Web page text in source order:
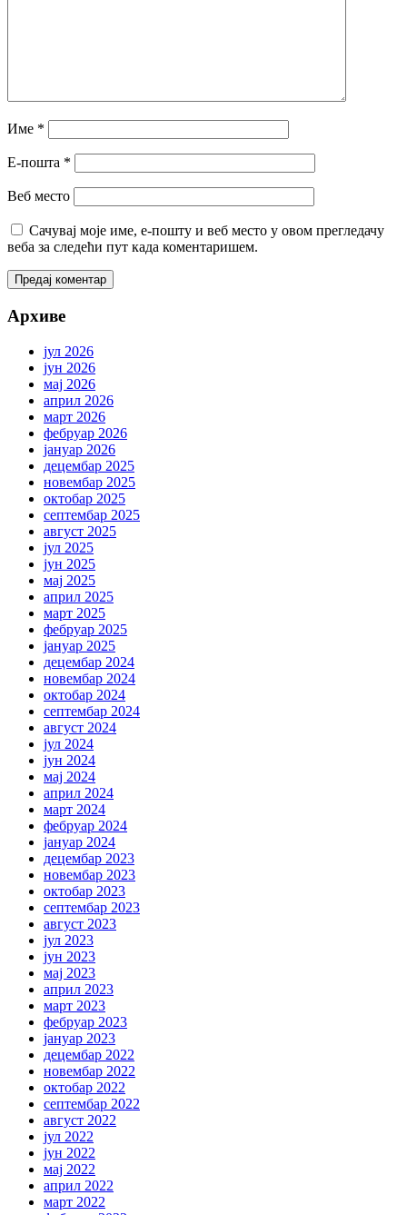
Име *
Е-пошта *
Веб место
Сачувај моје име, е-пошту и веб место у овом прегледачу
веба за следећи пут када коментаришем.
Архиве
јул 2026
јун 2026
мај 2026
април 2026
март 2026
фебруар 2026
јануар 2026
децембар 2025
новембар 2025
октобар 2025
септембар 2025
август 2025
јул 2025
јун 2025
мај 2025
април 2025
март 2025
фебруар 2025
јануар 2025
децембар 2024
новембар 2024
октобар 2024
септембар 2024
август 2024
јул 2024
јун 2024
мај 2024
април 2024
март 2024
фебруар 2024
јануар 2024
децембар 2023
новембар 2023
октобар 2023
септембар 2023
август 2023
јул 2023
јун 2023
мај 2023
април 2023
март 2023
фебруар 2023
јануар 2023
децембар 2022
новембар 2022
октобар 2022
септембар 2022
август 2022
јул 2022
јун 2022
мај 2022
април 2022
март 2022